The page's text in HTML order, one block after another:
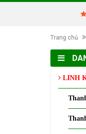
Trang chủ
LINH